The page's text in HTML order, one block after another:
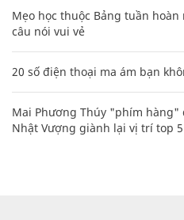
Mẹo học thuộc Bảng tuần
câu nói vui vẻ
20 số điện thoại ma ám bạn
Mai Phương Thúy "phím hàng"
Nhật Vượng giành lại vị trí top